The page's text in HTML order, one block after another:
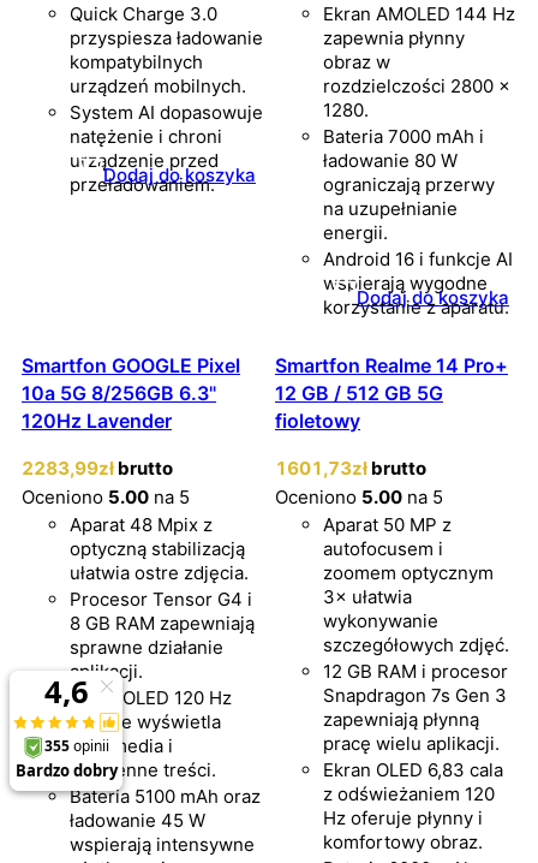
Quick Charge 3.0
przyspiesza ładowanie
kompatybilnych
urządzeń mobilnych.
System AI dopasowuje
natężenie i chroni
urządzenie przed
przeładowaniem.
Dodaj do koszyka
Ekran AMOLED 144 Hz
zapewnia płynny
obraz w
rozdzielczości 2800 ×
1280.
Bateria 7000 mAh i
ładowanie 80 W
ograniczają przerwy
na uzupełnianie
energii.
Android 16 i funkcje AI
wspierają wygodne
korzystanie z aparatu.
Dodaj do koszyka
Smartfon GOOGLE Pixel
10a 5G 8/256GB 6.3"
120Hz Lavender
2283,99zł brutto
Oceniono 5.00 na 5
Aparat 48 Mpix z
optyczną stabilizacją
ułatwia ostre zdjęcia.
Procesor Tensor G4 i
8 GB RAM zapewniają
sprawne działanie
aplikacji.
Ekran OLED 120 Hz
płynnie wyświetla
multimedia i
codzienne treści.
Bateria 5100 mAh oraz
ładowanie 45 W
wspierają intensywne
Smartfon Realme 14 Pro+
12 GB / 512 GB 5G
fioletowy
1601,73zł brutto
Oceniono 5.00 na 5
Aparat 50 MP z
autofocusem i
zoomem optycznym
3× ułatwia
wykonywanie
szczegółowych zdjęć.
12 GB RAM i procesor
Snapdragon 7s Gen 3
zapewniają płynną
pracę wielu aplikacji.
Ekran OLED 6,83 cala
z odświeżaniem 120
Hz oferuje płynny i
komfortowy obraz.